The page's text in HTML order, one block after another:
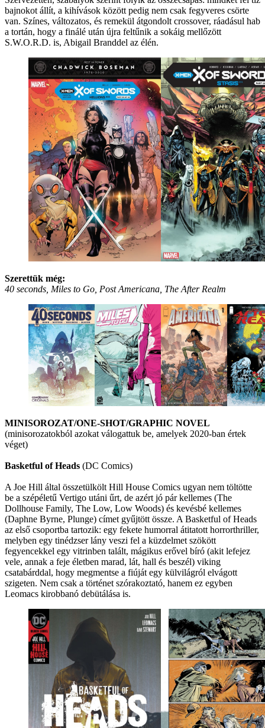
bajnokot állít, a kihívások között pedig nem csak fegyveres csörte
van. Színes, változatos, és remekül átgondolt crossover, ráadásul hab
a tortán, hogy a finálé után újra feltűnik a sokáig mellőzött
S.W.O.R.D. is, Abigail Branddel az élén.
Szerettük még:
40 seconds, Miles to Go, Post Americana, The After Realm
MINISOROZAT/ONE-SHOT/GRAPHIC NOVEL
(minisorozatokból azokat válogattuk be, amelyek 2020-ban értek
véget)
Basketful of Heads (DC Comics)
A Joe Hill által összetülkölt Hill House Comics ugyan nem töltötte
be a szépéletű Vertigo utáni űrt, de azért jó pár kellemes (The
Dollhouse Family, The Low, Low Woods) és kevésbé kellemes
(Daphne Byrne, Plunge) címet gyűjtött össze. A Basketful of Heads
az első csoportba tartozik: egy fekete humorral átitatott horrorthriller,
melyben egy tinédzser lány veszi fel a küzdelmet szökött
fegyencekkel egy vitrinben talált, mágikus erővel bíró (akit lefejez
vele, annak a feje életben marad, lát, hall és beszél) viking
csatabárddal, hogy megmentse a fiúját egy külvilágról elvágott
szigeten. Nem csak a történet szórakoztató, hanem ez egyben
Leomacs kirobbanó debütálása is.